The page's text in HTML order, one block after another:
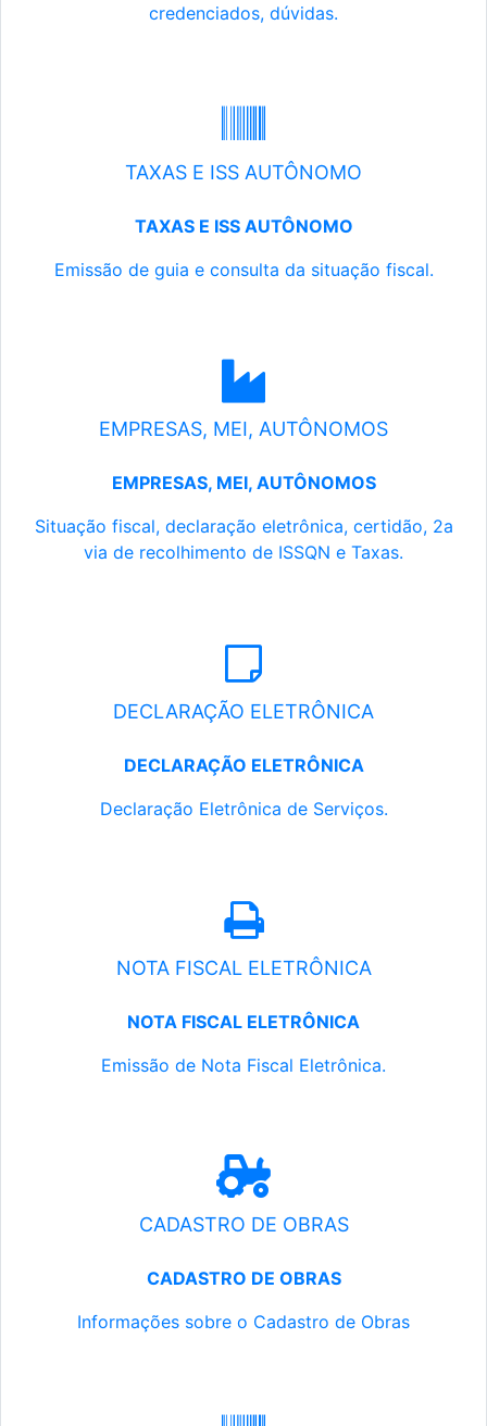
credenciados, dúvidas.
TAXAS E ISS AUTÔNOMO
TAXAS E ISS AUTÔNOMO
Emissão de guia e consulta da situação fiscal.
EMPRESAS, MEI, AUTÔNOMOS
EMPRESAS, MEI, AUTÔNOMOS
Situação fiscal, declaração eletrônica, certidão, 2a
via de recolhimento de ISSQN e Taxas.
DECLARAÇÃO ELETRÔNICA
DECLARAÇÃO ELETRÔNICA
Declaração Eletrônica de Serviços.
NOTA FISCAL ELETRÔNICA
NOTA FISCAL ELETRÔNICA
Emissão de Nota Fiscal Eletrônica.
CADASTRO DE OBRAS
CADASTRO DE OBRAS
Informações sobre o Cadastro de Obras